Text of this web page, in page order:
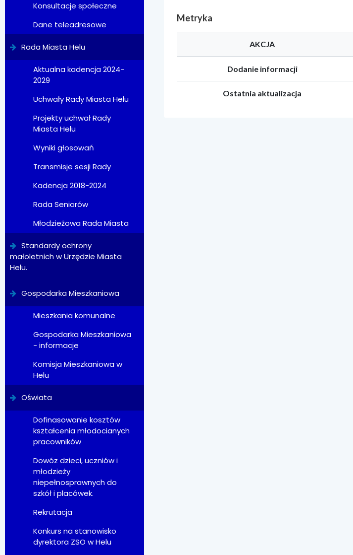
Konsultacje społeczne
Dane teleadresowe
Rada Miasta Helu
Aktualna kadencja 2024-
2029
Uchwały Rady Miasta Helu
Projekty uchwał Rady
Miasta Helu
Wyniki głosowań
Transmisje sesji Rady
Kadencja 2018-2024
Rada Seniorów
Młodzieżowa Rada Miasta
Standardy ochrony
małoletnich w Urzędzie Miasta
Helu.
Gospodarka Mieszkaniowa
Mieszkania komunalne
Gospodarka Mieszkaniowa
- informacje
Komisja Mieszkaniowa w
Helu
Oświata
Dofinasowanie kosztów
kształcenia młodocianych
pracowników
Dowóz dzieci, uczniów i
młodzieży
niepełnosprawnych do
szkół i placówek.
Rekrutacja
Konkurs na stanowisko
dyrektora ZSO w Helu
Metryka
AKCJA
Dodanie informacji
Ostatnia aktualizacja